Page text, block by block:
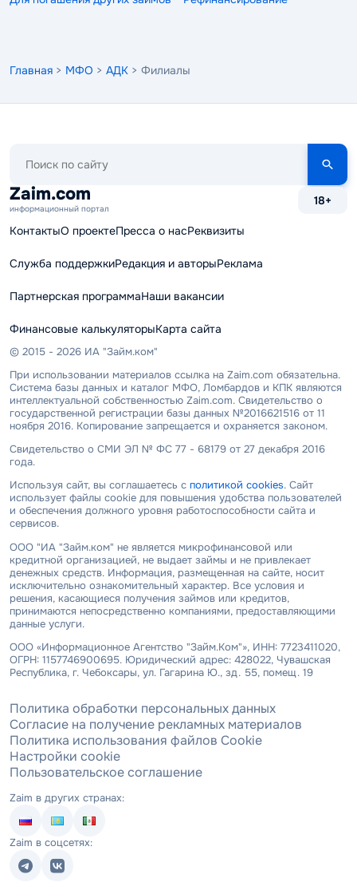
Главная > МФО > АДК > Филиалы
сайту
Zaim.com
информационный портал
18+
КонтактыО проектеПресса о насРеквизиты
Служба поддержкиРедакция и авторыРеклама
Партнерская программаНаши вакансии
Финансовые калькуляторыКарта сайта
© 2015 - 2026 ИА "Займ.ком"
При использовании материалов ссылка на Zaim.com обязательна.
Система базы данных и каталог МФО, Ломбардов и КПК являются
интеллектуальной собственностью Zaim.com. Свидетельство о
государственной регистрации базы данных №2016621516 от 11
ноября 2016. Копирование запрещается и охраняется законом.
Свидетельство о СМИ ЭЛ № ФС 77 - 68179 от 27 декабря 2016
года.
Используя сайт, вы соглашаетесь с политикой cookies. Сайт
использует файлы cookie для повышения удобства пользователей
и обеспечения должного уровня работоспособности сайта и
сервисов.
ООО "ИА "Займ.ком" не является микрофинансовой или
кредитной организацией, не выдает займы и не привлекает
денежных средств. Информация, размещенная на сайте, носит
исключительно ознакомительный характер. Все условия и
решения, касающиеся получения займов или кредитов,
принимаются непосредственно компаниями, предоставляющими
данные услуги.
ООО «Информационное Агентство "Займ.Ком"», ИНН: 7723411020,
ОГРН: 1157746900695. Юридический адрес: 428022, Чувашская
Республика, г. Чебоксары, ул. Гагарина Ю., зд. 55, помещ. 19
Политика обработки персональных данных
Согласие на получение рекламных материалов
Политика использования файлов Cookie
Настройки cookie
Пользовательское соглашение
Zaim в других странах:
Zaim в соцсетях: